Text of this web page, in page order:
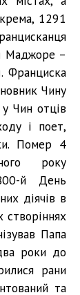
1291
Маджоре –
Франциска
Чину
Чин отців
і поет,
Помер 4
року
й День
діячів в
створіннях
Папа
роки до
рани
та